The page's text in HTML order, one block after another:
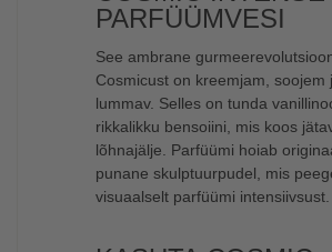
PARFÜÜMVESI
See ambrane
Cosmicust on kreemjam, soojem
lummav. Selles on tunda
rikkalikku bensoiini, mis koos
lõhnajälje. Parfüümi hoiab
punane skulptuurpudel, mis
visuaalselt parfüümi intensiivsust.